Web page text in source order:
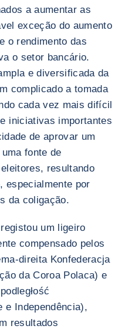
a aumentar as
exceção do aumento
o rendimento das
o setor bancário.
e diversificada da
complicado a tomada
cada vez mais difícil
iniciativas importantes
de aprovar um
fonte de
resultando
especialmente por
da coligação.
um ligeiro
compensado pelos
direita Konfederacja
da Coroa Polaca) e
e Independência),
resultados